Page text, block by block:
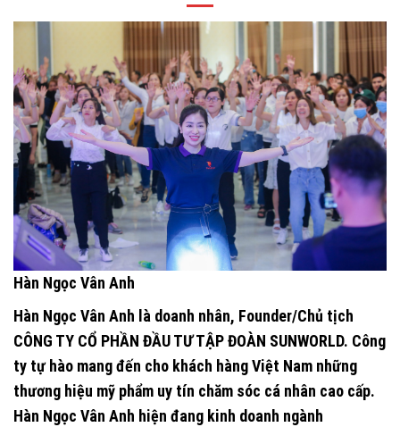
Hàn Ngọc Vân Anh
Hàn Ngọc Vân Anh là doanh nhân, Founder/Chủ tịch
CÔNG TY CỔ PHẦN ĐẦU TƯ TẬP ĐOÀN SUNWORLD. Công
ty tự hào mang đến cho khách hàng Việt Nam những
thương hiệu mỹ phẩm uy tín chăm sóc cá nhân cao cấp.
Hàn Ngọc Vân Anh hiện đang kinh doanh ngành